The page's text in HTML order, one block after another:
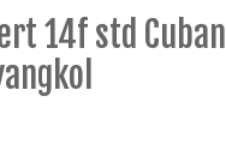
14f std Cuban